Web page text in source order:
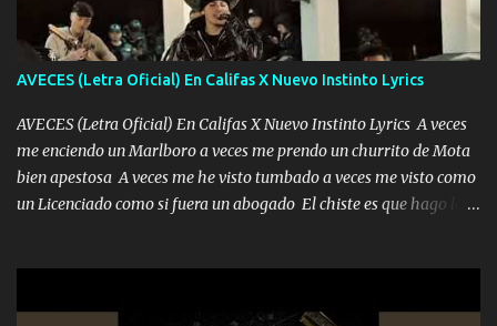
cantamos y por ti nos embriagamos Quién sabe qué será de mí si
contigo fui muy feliz a lo mejor no lloró pero muy en el fondo te
AVECES (Letra Oficial) En Califas X Nuevo Instinto Lyrics
AVECES (Letra Oficial) En Califas X Nuevo Instinto Lyrics A veces
me enciendo un Marlboro a veces me prendo un churrito de Mota
bien apestosa A veces me he visto tumbado a veces me visto como
un Licenciado como si fuera un abogado El chiste es que hago lo
corriente no quieren verte subir de level trucha mis plebes Música